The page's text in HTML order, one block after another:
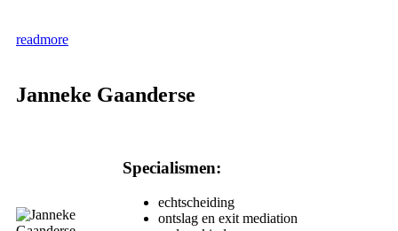
readmore
Janneke Gaanderse
Specialismen:
echtscheiding
ontslag en exit mediation